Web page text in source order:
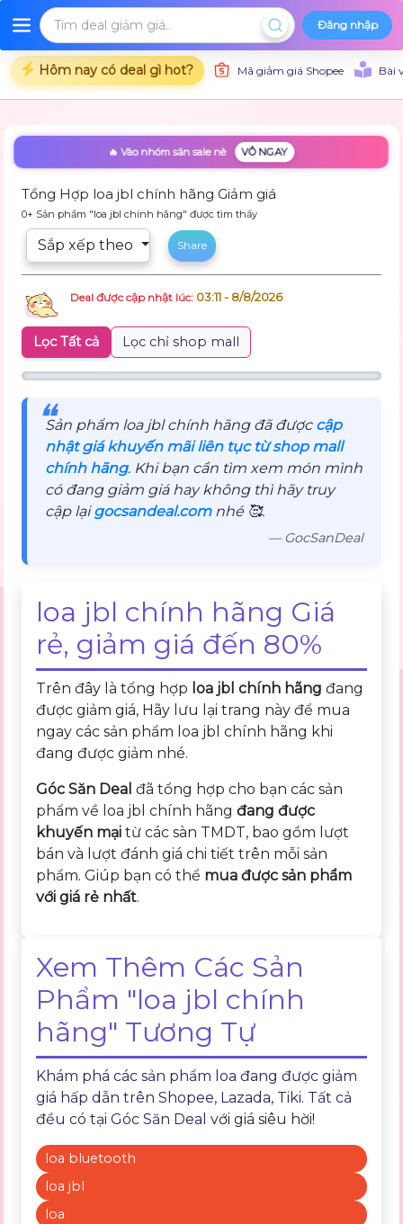
Đăng nhập
Hôm nay có deal gì hot? Mã giảm giá Shopee Bài
🔥 Vào nhóm săn sale nè VÔ NGAY
Tổng Hợp loa jbl chính hãng Giảm giá
0+ Sản phẩm "loa jbl chính hãng" được tìm thấy
Sắp xếp theo Share
Deal được cập nhật lúc: 03:11 - 8/8/2026
Lọc Tất cả Lọc chỉ shop mall
❝
Sản phẩm loa jbl chính hãng đã được cập
nhật giá khuyến mãi liên tục từ shop mall
chính hãng. Khi bạn cần tìm xem món mình
có đang giảm giá hay không thì hãy truy
cập lạigocsandeal.comnhé 🥰.
— GocSanDeal
loa jbl chính hãng Giá
rẻ, giảm giá đến 80%
Trên đây là tổng hợp loa jbl chính hãng đang
được giảm giá, Hãy lưu lại trang này để mua
ngay các sản phẩm loa jbl chính hãng khi
đang được giảm nhé.
Góc Săn Deal đã tổng hợp cho bạn các sản
phẩm về loa jbl chính hãngđang được
khuyến mại từ các sàn TMDT, bao gồm lượt
bán và lượt đánh giá chi tiết trên mỗi sản
phẩm. Giúp bạn có thể mua được sản phẩm
với giá rẻ nhất.
Xem Thêm Các Sản
Phẩm "loa jbl chính
hãng" Tương Tự
Khám phá các sản phẩm loa đang được giảm
giá hấp dẫn trên Shopee, Lazada, Tiki. Tất cả
đều có tạiGóc Săn Deal với giá siêu hời!
loa bluetooth
loa jbl
loa